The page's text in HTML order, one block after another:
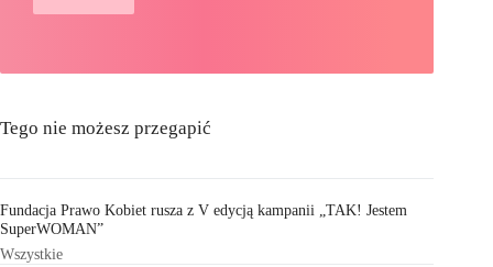
Tego nie możesz przegapić
Fundacja Prawo Kobiet rusza z V edycją kampanii „TAK! Jestem
SuperWOMAN”
Wszystkie